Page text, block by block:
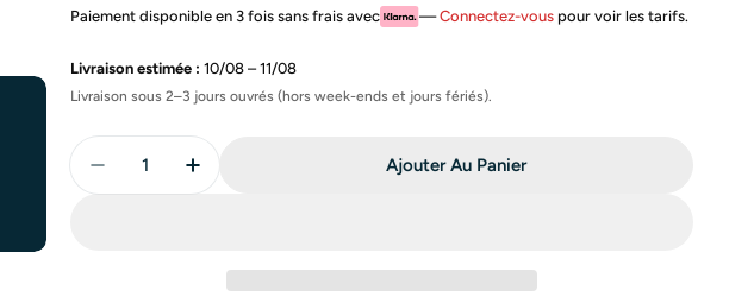
Paiement disponible en 3 fois sans frais avec —Connectez-vouspour voir les tarifs.
Livraison estimée : 10/08 – 11/08
Livraison sous 2–3 jours ouvrés (hors week-ends et jours fériés).
Diminuer La Quantité Pour Ghd Air® Premium - Le Coffret
Augmenter La Quantité Pour Ghd Air® Premium - Le
Ajouter Au Panier